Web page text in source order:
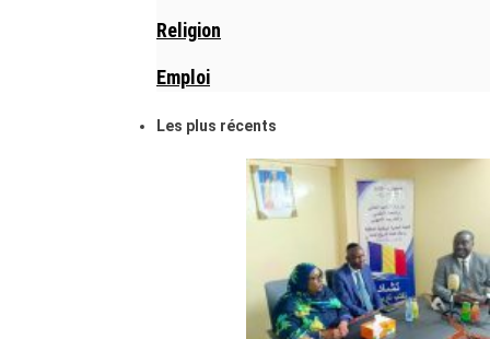
Religion
Emploi
Les plus récents